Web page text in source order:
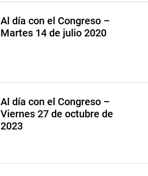
Al día con el Congreso –
Martes 14 de julio 2020
Al día con el Congreso –
Viernes 27 de octubre de
2023